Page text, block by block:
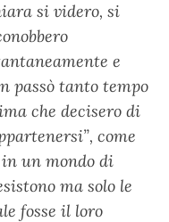
si videro, si
e
passò tanto tempo
che decisero di
come
in un mondo di
ma solo le
fosse il loro